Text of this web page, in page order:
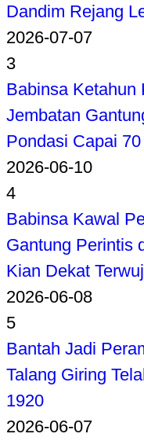
Dandim Rejang
2026-07-07
3
Babinsa Ketahun
Jembatan
Pondasi Capai
2026-06-10
4
Babinsa Kawal
Gantung Perintis
Kian Dekat
2026-06-08
5
Bantah Jadi
Talang Giring
1920
2026-06-07